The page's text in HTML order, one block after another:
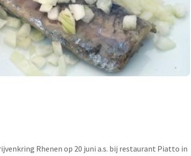
Rhenen op 20 juni a.s. bij restaurant Piatto in